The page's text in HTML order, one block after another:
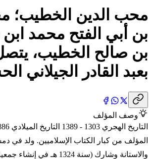
محب الدين الخطيب؛
بن أبي الفتح محمد ابن
بن صالح الخطيب،
بعبد القادر الجيلاني
وصف المؤلف
المؤلف من كبار الكتاب الإسلاميين. ولد في
والاستانة وشارك (سنة 1324